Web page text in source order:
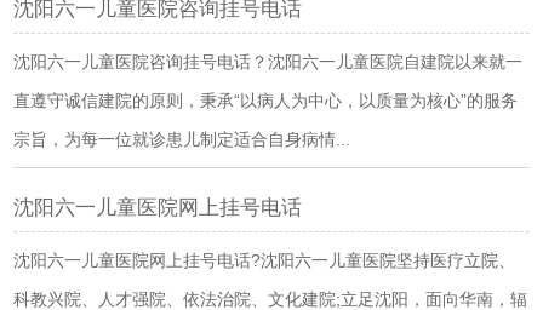
沈阳六一儿童医院咨询挂号电话
沈阳六一儿童医院咨询挂号电话？沈阳六一儿童医院自建院以来就一
直遵守诚信建院的原则，秉承“以病人为中心，以质量为核心”的服务
宗旨，为每一位就诊患儿制定适合自身病情...
沈阳六一儿童医院网上挂号电话
沈阳六一儿童医院网上挂号电话?沈阳六一儿童医院坚持医疗立院、
科教兴院、人才强院、依法治院、文化建院;立足沈阳，面向华南，辐